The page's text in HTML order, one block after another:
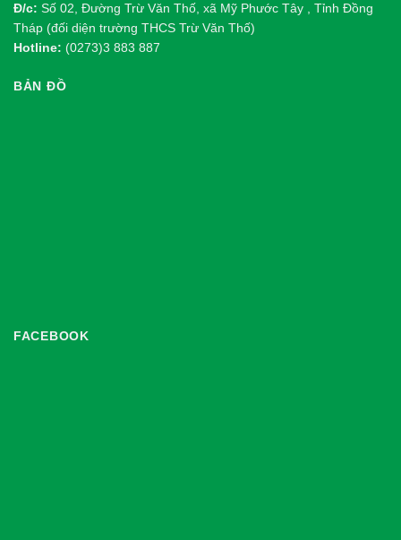
Đ/c: Số 02, Đường Trừ Văn Thố, xã Mỹ Phước Tây , Tỉnh Đồng
Tháp (đối diện trường THCS Trừ Văn Thố)
Hotline: (0273)3 883 887
BẢN ĐỒ
FACEBOOK